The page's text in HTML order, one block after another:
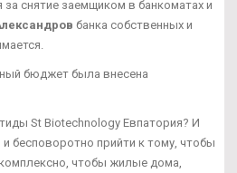
снятие заемщиком в банкоматах и
банка собственных и
бюджет была внесена
St Biotechnology Евпатория? И
бесповоротно прийти к тому, чтобы
чтобы жилые дома,